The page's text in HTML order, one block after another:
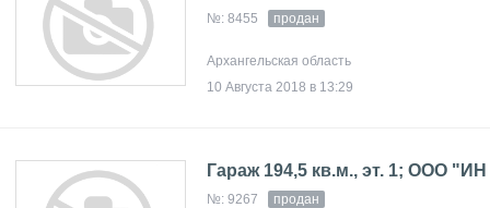
№: 8455 продан
Архангельская область
10 Августа 2018 в 13:29
Гараж 194,5 кв.м., эт. 1; ООО
№: 9267 продан